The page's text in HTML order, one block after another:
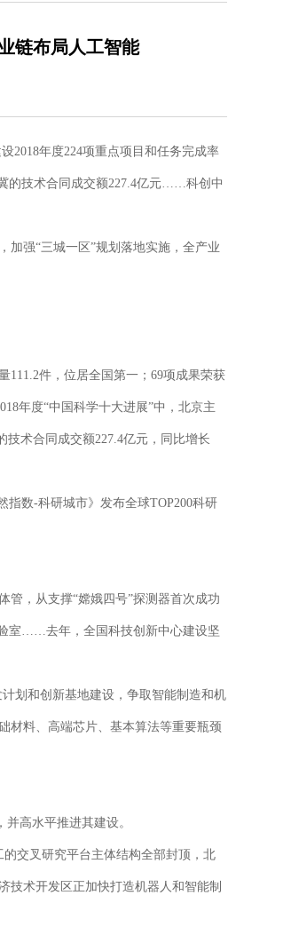
链布局人工智能
年度224项重点项目和任务完成率
的技术合同成交额227.4亿元……科创中
强“三城一区”规划落地实施，全产业
件，位居全国第一；69项成果荣获
年度“中国科学十大进展”中，北京主
术合同成交额227.4亿元，同比增长
数-科研城市》发布全球TOP200科研
，从支撑“嫦娥四号”探测器首次成功
室……去年，全国科技创新中心建设坚
划和创新基地建设，争取智能制造和机
材料、高端芯片、基本算法等重要瓶颈
高水平推进其建设。
交叉研究平台主体结构全部封顶，北
技术开发区正加快打造机器人和智能制